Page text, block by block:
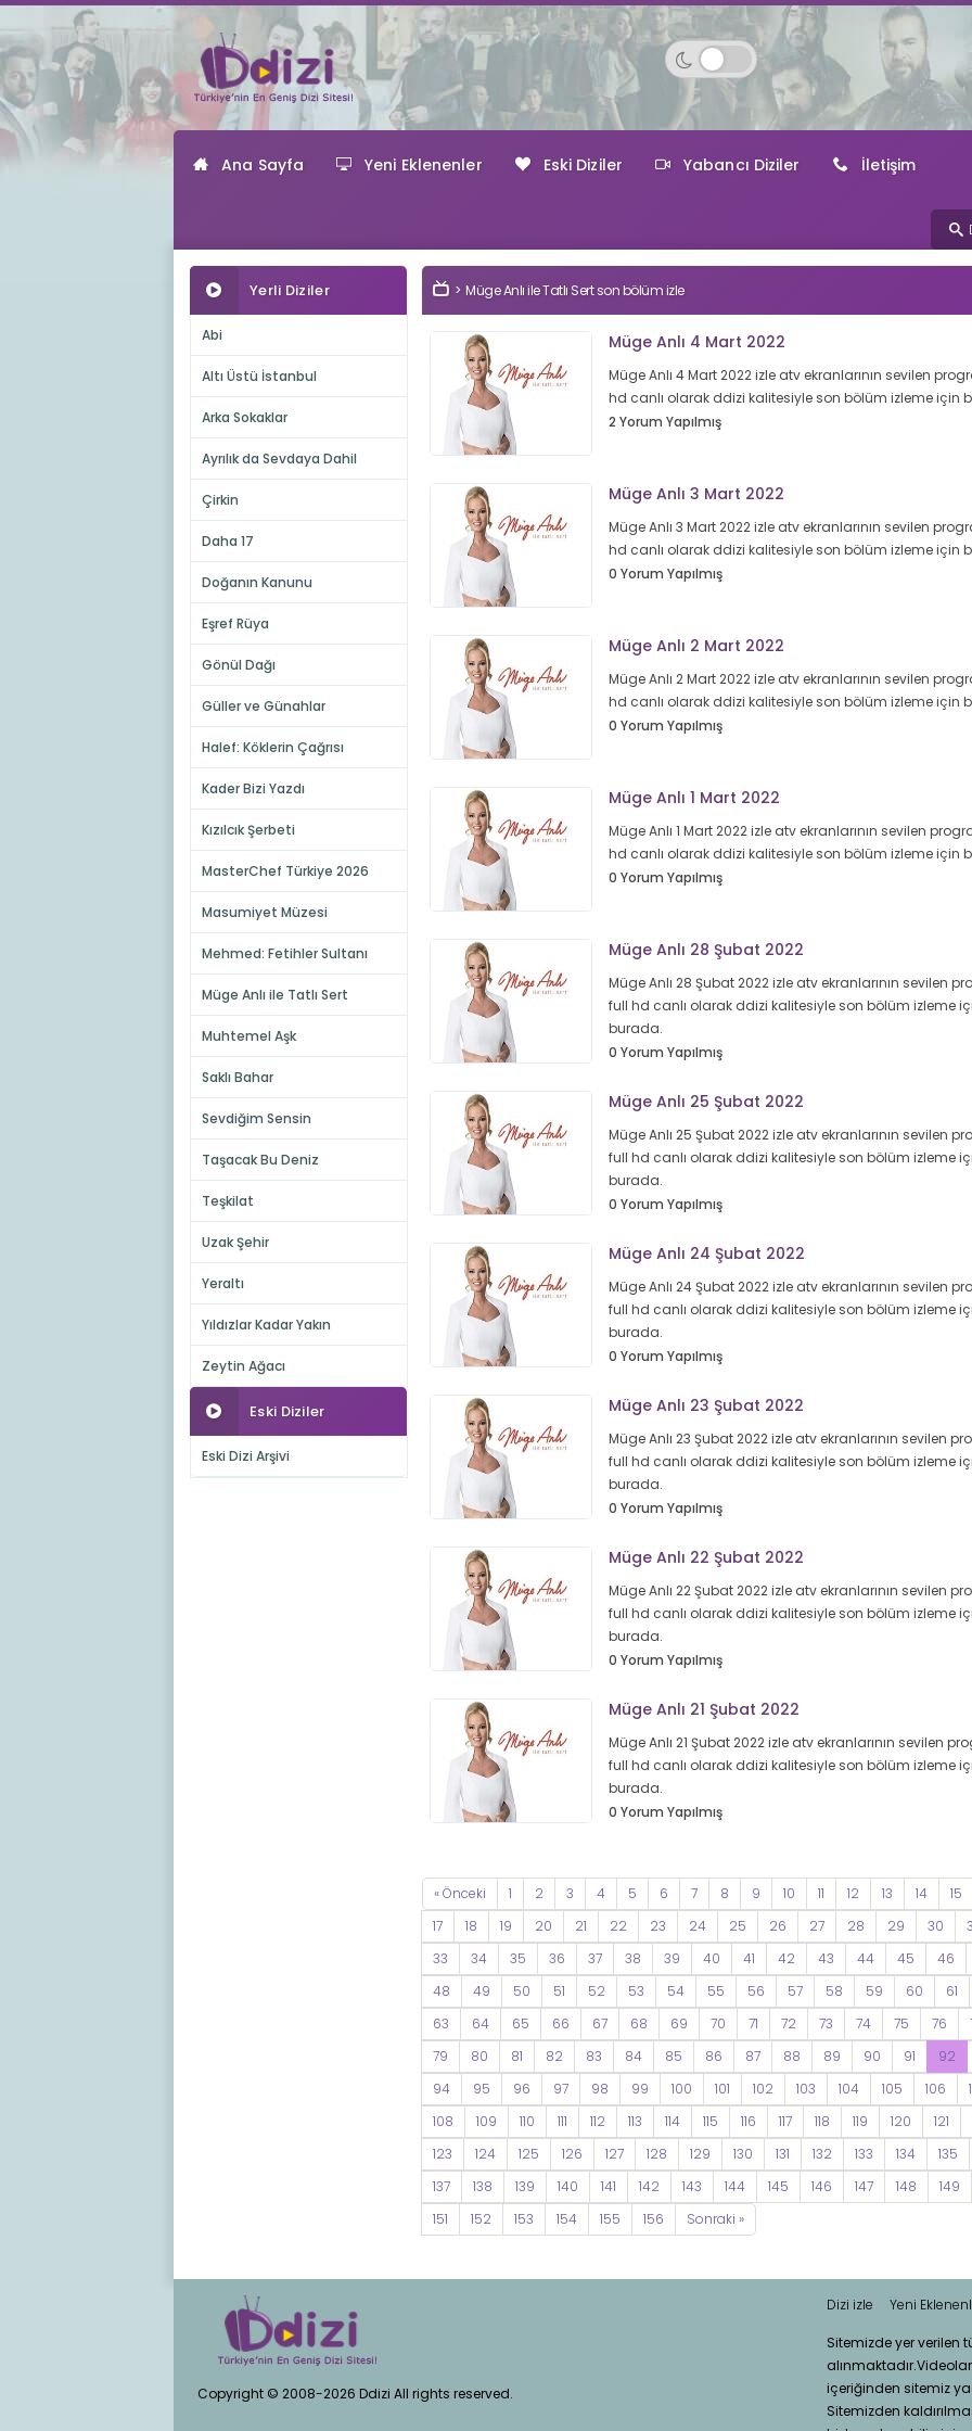
Ana Sayfa Yeni Eklenenler Eski Diziler Yabancı Diziler İletişim
Yerli Diziler
Abi
Altı Üstü İstanbul
Arka Sokaklar
Ayrılık da Sevdaya Dahil
Çirkin
Daha 17
Doğanın Kanunu
Eşref Rüya
Gönül Dağı
Güller ve Günahlar
Halef: Köklerin Çağrısı
Kader Bizi Yazdı
Kızılcık Şerbeti
MasterChef Türkiye 2026
Masumiyet Müzesi
Mehmed: Fetihler Sultanı
Müge Anlı ile Tatlı Sert
Muhtemel Aşk
Saklı Bahar
Sevdiğim Sensin
Taşacak Bu Deniz
Teşkilat
Uzak Şehir
Yeraltı
Yıldızlar Kadar Yakın
Zeytin Ağacı
Eski Diziler
Eski Dizi Arşivi
Müge Anlı ile Tatlı Sert son bölüm izle
Müge Anlı 4 Mart 2022
Müge Anlı 4 Mart 2022 izle atv ekranlarının sevilen
hd canlı olarak ddizi kalitesiyle son bölüm izleme için
2 Yorum Yapılmış
Müge Anlı 3 Mart 2022
Müge Anlı 3 Mart 2022 izle atv ekranlarının sevilen
hd canlı olarak ddizi kalitesiyle son bölüm izleme için
0 Yorum Yapılmış
Müge Anlı 2 Mart 2022
Müge Anlı 2 Mart 2022 izle atv ekranlarının sevilen
hd canlı olarak ddizi kalitesiyle son bölüm izleme için
0 Yorum Yapılmış
Müge Anlı 1 Mart 2022
Müge Anlı 1 Mart 2022 izle atv ekranlarının sevilen
hd canlı olarak ddizi kalitesiyle son bölüm izleme için
0 Yorum Yapılmış
Müge Anlı 28 Şubat 2022
Müge Anlı 28 Şubat 2022 izle atv ekranlarının sevilen
full hd canlı olarak ddizi kalitesiyle son bölüm izleme
burada.
0 Yorum Yapılmış
Müge Anlı 25 Şubat 2022
Müge Anlı 25 Şubat 2022 izle atv ekranlarının sevilen
full hd canlı olarak ddizi kalitesiyle son bölüm izleme
burada.
0 Yorum Yapılmış
Müge Anlı 24 Şubat 2022
Müge Anlı 24 Şubat 2022 izle atv ekranlarının sevilen
full hd canlı olarak ddizi kalitesiyle son bölüm izleme
burada.
0 Yorum Yapılmış
Müge Anlı 23 Şubat 2022
Müge Anlı 23 Şubat 2022 izle atv ekranlarının sevilen
full hd canlı olarak ddizi kalitesiyle son bölüm izleme
burada.
0 Yorum Yapılmış
Müge Anlı 22 Şubat 2022
Müge Anlı 22 Şubat 2022 izle atv ekranlarının sevilen
full hd canlı olarak ddizi kalitesiyle son bölüm izleme
burada.
0 Yorum Yapılmış
Müge Anlı 21 Şubat 2022
Müge Anlı 21 Şubat 2022 izle atv ekranlarının sevilen
full hd canlı olarak ddizi kalitesiyle son bölüm izleme
burada.
0 Yorum Yapılmış
« Önceki 1 2 3 4 5 6 7 8 9 10 11 12 13 14 15
17
18 19 20 21 22 23 24 25 26 27 28 29 30
33
34 35 36 37 38 39 40 41 42 43 44 45 46
48
49 50 51 52 53 54 55 56 57 58 59 60 61
63
64 65 66 67 68 69 70 71 72 73 74 75 76
79
80 81 82 83 84 85 86 87 88 89 90 91 92
94
95 96 97 98 99 100 101 102 103 104 105 106
108
109 110 111 112 113 114 115 116 117 118 119 120 121
123
124 125 126 127 128 129 130 131 132 133 134 135
137
138 139 140 141 142 143 144 145 146 147 148 149
151
152 153 154 155 156 Sonraki »
Copyright © 2008-2026 Ddizi All rights reserved.
Dizi izle Yeni
Sitemizde yer verilen
içeriğinden sitemiz
Sitemizden